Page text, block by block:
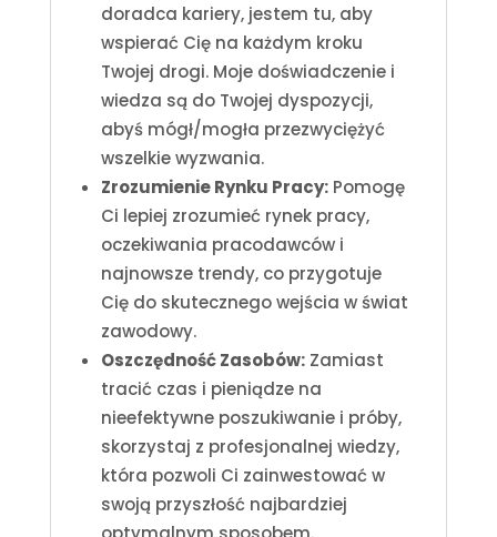
doradca kariery, jestem tu, aby
wspierać Cię na każdym kroku
Twojej drogi. Moje doświadczenie i
wiedza są do Twojej dyspozycji,
abyś mógł/mogła przezwyciężyć
wszelkie wyzwania.
Zrozumienie Rynku Pracy:Pomogę
Ci lepiej zrozumieć rynek pracy,
oczekiwania pracodawców i
najnowsze trendy, co przygotuje
Cię do skutecznego wejścia w świat
zawodowy.
Oszczędność Zasobów:Zamiast
tracić czas i pieniądze na
nieefektywne poszukiwanie i próby,
skorzystaj z profesjonalnej wiedzy,
która pozwoli Ci zainwestować w
swoją przyszłość najbardziej